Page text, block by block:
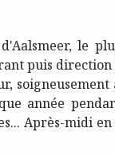
le
puis
soigneusement
année
Après-midi